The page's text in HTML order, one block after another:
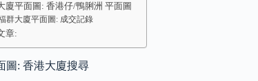
廈平面圖: 香港仔/鴨脷洲 平面圖
群大廈平面圖: 成交記錄
章:
圖: 香港大廈搜尋